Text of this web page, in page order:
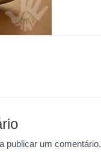
publicar um comentário.